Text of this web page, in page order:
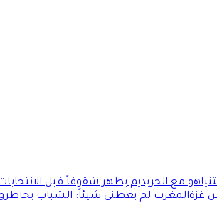
مع الحريديم يظهر شقوقاً قبل
غزةالمغرب لم يعطني شيئاً: الشباب